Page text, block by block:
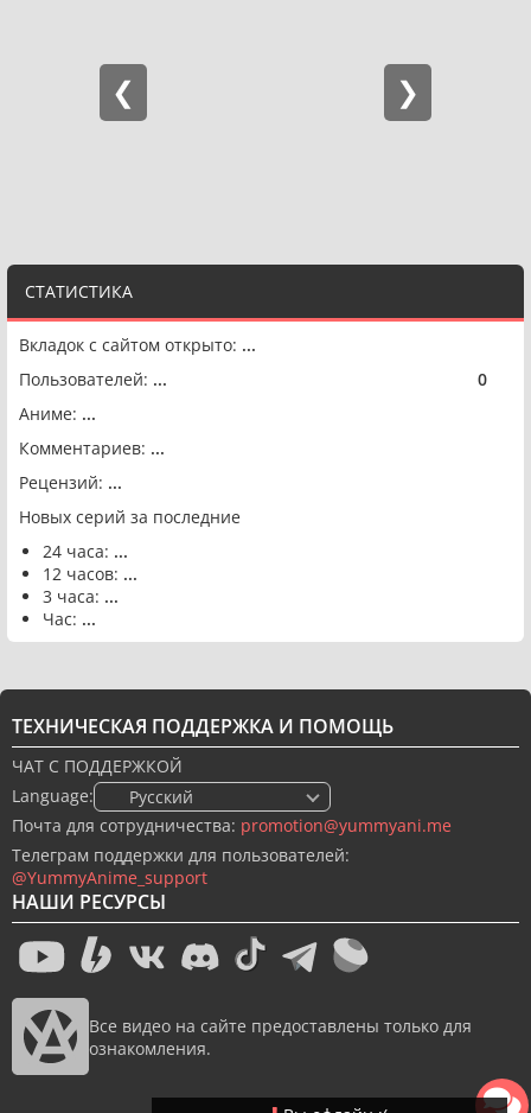
СТАТИСТИКА
Вкладок с сайтом открыто: ...
Пользователей: ... 0
Аниме: ...
Комментариев: ...
Рецензий: ...
Новых серий за последние
24 часа: ...
12 часов: ...
3 часа: ...
Час: ...
НАШИ РЕСУРСЫ
Все видео на сайте предоставлены только для
ознакомления.
ТЕХНИЧЕСКАЯ ПОДДЕРЖКА И ПОМОЩЬ
ЧАТ С ПОДДЕРЖКОЙ
Language:
🇷🇺 Русский
Почта для сотрудничества: promotion@yummyani.me
Телеграм поддержки для пользователей:
@YummyAnime_support